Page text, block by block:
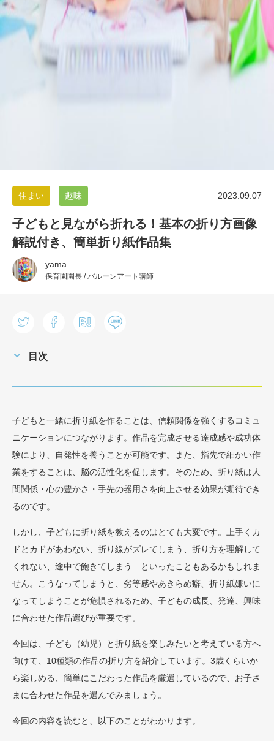
2023.09.07
住まい 趣味
子どもと見ながら折れる！基本の折り方画像
解説付き、簡単折り紙作品集
yama
保育園園長 / バルーンアート講師
目次
子どもと一緒に折り紙を作ることは、信頼関係を強くするコミュ
ニケーションにつながります。作品を完成させる達成感や成功体
験により、自発性を養うことが可能です。また、指先で細かい作
業をすることは、脳の活性化を促します。そのため、折り紙は人
間関係・心の豊かさ・手先の器用さを向上させる効果が期待でき
るのです。
しかし、子どもに折り紙を教えるのはとても大変です。上手くカ
ドとカドがあわない、折り線がズレてしまう、折り方を理解して
くれない、途中で飽きてしまう…といったこともあるかもしれま
せん。こうなってしまうと、劣等感やあきらめ癖、折り紙嫌いに
なってしまうことが危惧されるため、子どもの成長、発達、興味
に合わせた作品選びが重要です。
今回は、子ども（幼児）と折り紙を楽しみたいと考えている方へ
向けて、10種類の作品の折り方を紹介しています。3歳くらいか
ら楽しめる、簡単にこだわった作品を厳選しているので、お子さ
まに合わせた作品を選んでみましょう。
今回の内容を読むと、以下のことがわかります。